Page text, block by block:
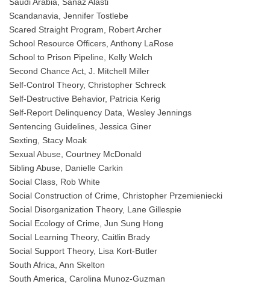
Scandanavia, Jennifer Tostlebe
Scared Straight Program, Robert Archer
School Resource Officers, Anthony LaRose
School to Prison Pipeline, Kelly Welch
Second Chance Act, J. Mitchell Miller
Self-Control Theory, Christopher Schreck
Self-Destructive Behavior, Patricia Kerig
Self-Report Delinquency Data, Wesley Jennings
Sentencing Guidelines, Jessica Giner
Sexting, Stacy Moak
Sexual Abuse, Courtney McDonald
Sibling Abuse, Danielle Carkin
Social Class, Rob White
Social Construction of Crime, Christopher Przemieniecki
Social Disorganization Theory, Lane Gillespie
Social Ecology of Crime, Jun Sung Hong
Social Learning Theory, Caitlin Brady
Social Support Theory, Lisa Kort-Butler
South Africa, Ann Skelton
South America, Carolina Munoz-Guzman